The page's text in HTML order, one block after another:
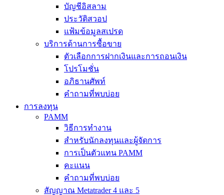
บัญชีอิสลาม
ประวัติสวอป
แฟ้มข้อมูลสเปรด
บริการด้านการซื้อขาย
ตัวเลือกการฝากเงินและการถอนเงิน
โปรโมชั่น
อภิธานศัพท์
คำถามที่พบบ่อย
การลงทุน
PAMM
วิธีการทำงาน
สำหรับนักลงทุนและผู้จัดการ
การเป็นตัวแทน PAMM
คะแนน
คำถามที่พบบ่อย
สัญญาณ Metatrader 4 และ 5